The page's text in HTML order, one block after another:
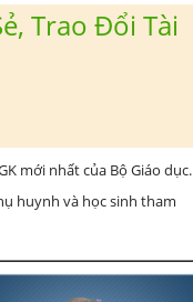
Trao Đổi Tài
mới nhất của Bộ Giáo dục.
huynh và học sinh tham